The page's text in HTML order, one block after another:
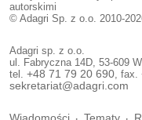
autorskimi
© Adagri Sp. z o.o. 2010-
Adagri sp. z o.o.
ul. Fabryczna 14D, 53-609
tel. +48 71 79 20 690 ,
sekretariat@adagri.com